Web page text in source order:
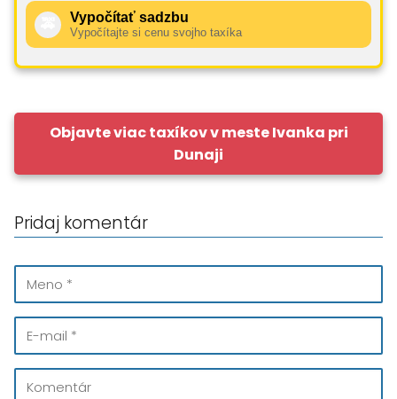
Vypočítať sadzbu
Vypočítajte si cenu svojho taxíka
Objavte viac taxíkov v meste Ivanka pri
Dunaji
Pridaj komentár